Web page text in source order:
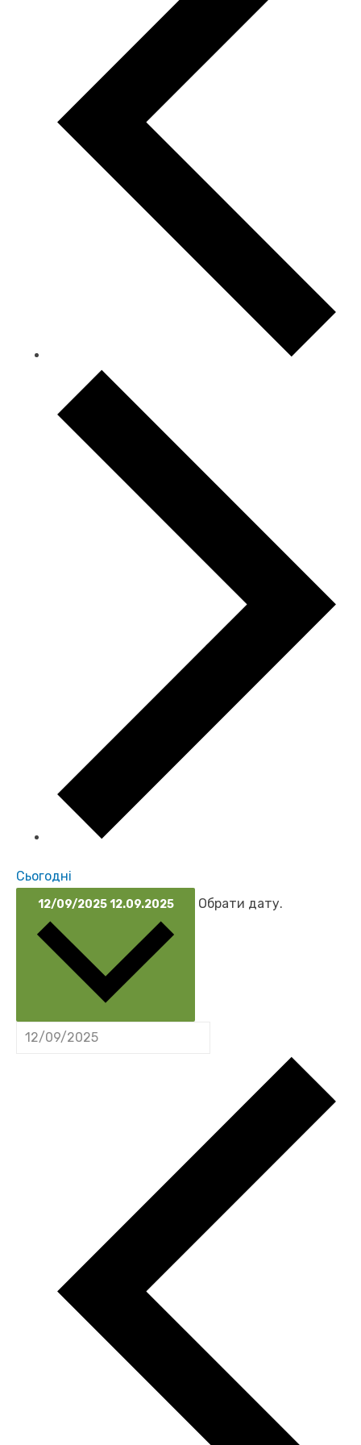
Сьогодні
12/09/202512.09.2025 Обрати дату.